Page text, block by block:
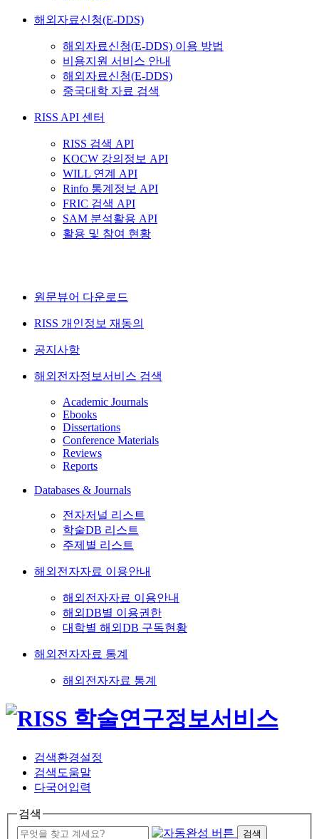
해외자료신청(E-DDS)
해외자료신청(E-DDS) 이용 방법
비용지원 서비스 안내
해외자료신청(E-DDS)
중국대학 자료 검색
RISS API 센터
RISS 검색 API
KOCW 강의정보 API
WILL 연계 API
Rinfo 통계정보 API
FRIC 검색 API
SAM 분석활용 API
활용 및 참여 현황
원문뷰어 다운로드
RISS 개인정보 재동의
공지사항
해외전자정보서비스 검색
Academic Journals
Ebooks
Dissertations
Conference Materials
Reviews
Reports
Databases & Journals
전자저널 리스트
학술DB 리스트
주제별 리스트
해외전자자료 이용안내
해외전자자료 이용안내
해외DB별 이용권한
대학별 해외DB 구독현황
해외전자자료 통계
해외전자자료 통계
검색환경설정
검색도움말
다국어입력
검색
검색